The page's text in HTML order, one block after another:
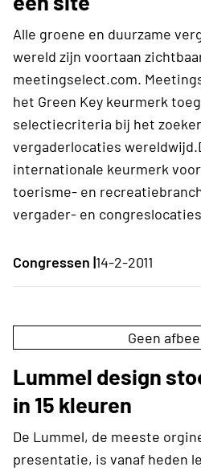
Alle groene en duurzame
wereld zijn voortaan
meetingselect.com.
het Green Key keurmerk
selectiecriteria bij het
vergaderlocaties
internationale keurmerk
toerisme- en
vergader- en
Congressen |14-2-2011
Geen
Lummel design
in 15 kleuren
De Lummel, de meeste
presentatie, is vanaf heden